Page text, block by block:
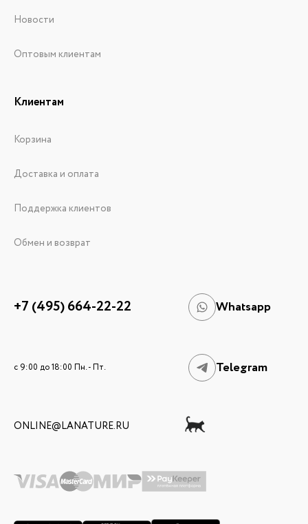
Новости
Оптовым клиентам
Клиентам
Корзина
Доставка и оплата
Поддержка клиентов
Обмен и возврат
+7 (495) 664-22-22 Whatsapp
c 9:00 до 18:00 Пн. - Пт. Telegram
ONLINE@LANATURE.RU